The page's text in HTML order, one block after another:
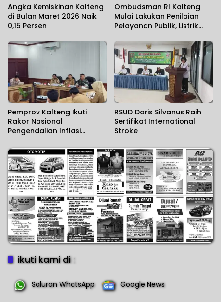
Angka Kemiskinan Kalteng
di Bulan Maret 2026 Naik
0,15 Persen
Ombudsman RI Kalteng
Mulai Lakukan Penilaian
Pelayanan Publik, Listrik
Pemprov Kalteng Ikuti
Rakor Nasional
Pengendalian Inflasi
RSUD Doris Silvanus Raih
Sertifikat International
Stroke
ikuti kami di :
Saluran WhatsApp Google News